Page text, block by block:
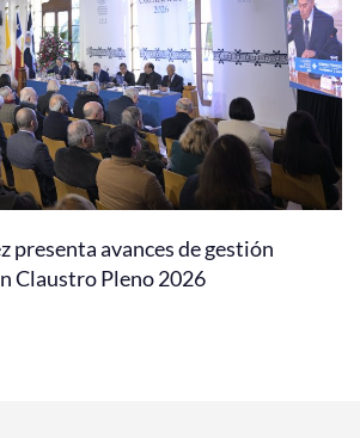
presenta avances de gestión
Claustro Pleno 2026